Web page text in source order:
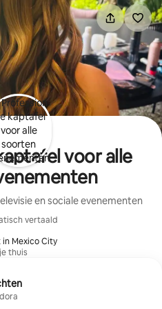
voor alle
en sociale evenementen
vertaald
Mexico City
thuis